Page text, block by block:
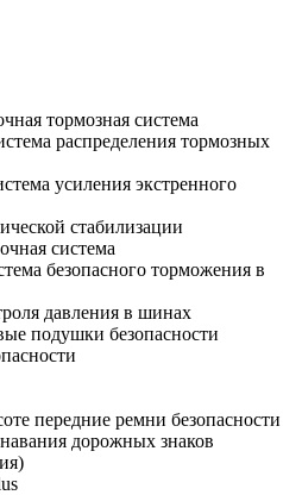
тормозная система
распределения тормозных
усиления экстренного
стабилизации
система
безопасного торможения в
давления в шинах
подушки безопасности
передние ремни безопасности
дорожных знаков